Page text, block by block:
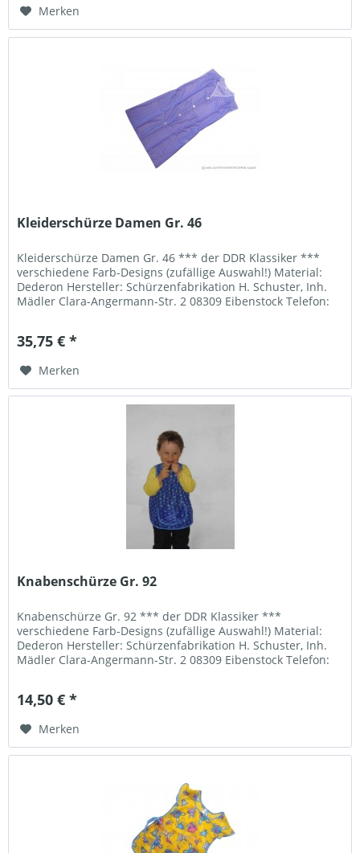
Merken
Kleiderschürze Damen Gr. 46
Kleiderschürze Damen Gr. 46 *** der DDR Klassiker ***
verschiedene Farb-Designs (zufällige Auswahl!) Material:
Dederon Hersteller: Schürzenfabrikation H. Schuster, Inh.
Mädler Clara-Angermann-Str. 2 08309 Eibenstock Telefon:
35,75 € *
Merken
Knabenschürze Gr. 92
Knabenschürze Gr. 92 *** der DDR Klassiker ***
verschiedene Farb-Designs (zufällige Auswahl!) Material:
Dederon Hersteller: Schürzenfabrikation H. Schuster, Inh.
Mädler Clara-Angermann-Str. 2 08309 Eibenstock Telefon:
14,50 € *
Merken